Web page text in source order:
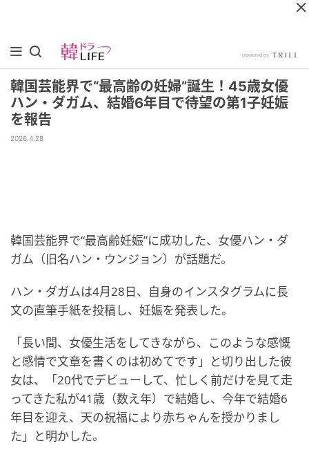
韓国芸能界で“最高齢の妊婦”誕生！45歳女優
ハン・ダガム、結婚6年目で待望の第1子妊娠
を報告
2026.4.28
韓国芸能界で“最高齢妊娠”に成功した、女優ハン・ダ
ガム（旧名ハン・ウンジョン）が話題だ。
ハン・ダガムは4月28日、自身のインスタグラムに長
文の直筆手紙を投稿し、妊娠を発表した。
「長い間、女優生活をしてきながら、このような感慨
と感情で文章を書くのは初めてです」と切り出した彼
女は、「20代でデビューして、忙しく前だけを見て走
ってきた私が41歳（数え年）で結婚し、今年で結婚6
年目を迎え、天の祝福により赤ちゃんを授かりまし
た」と明かした。